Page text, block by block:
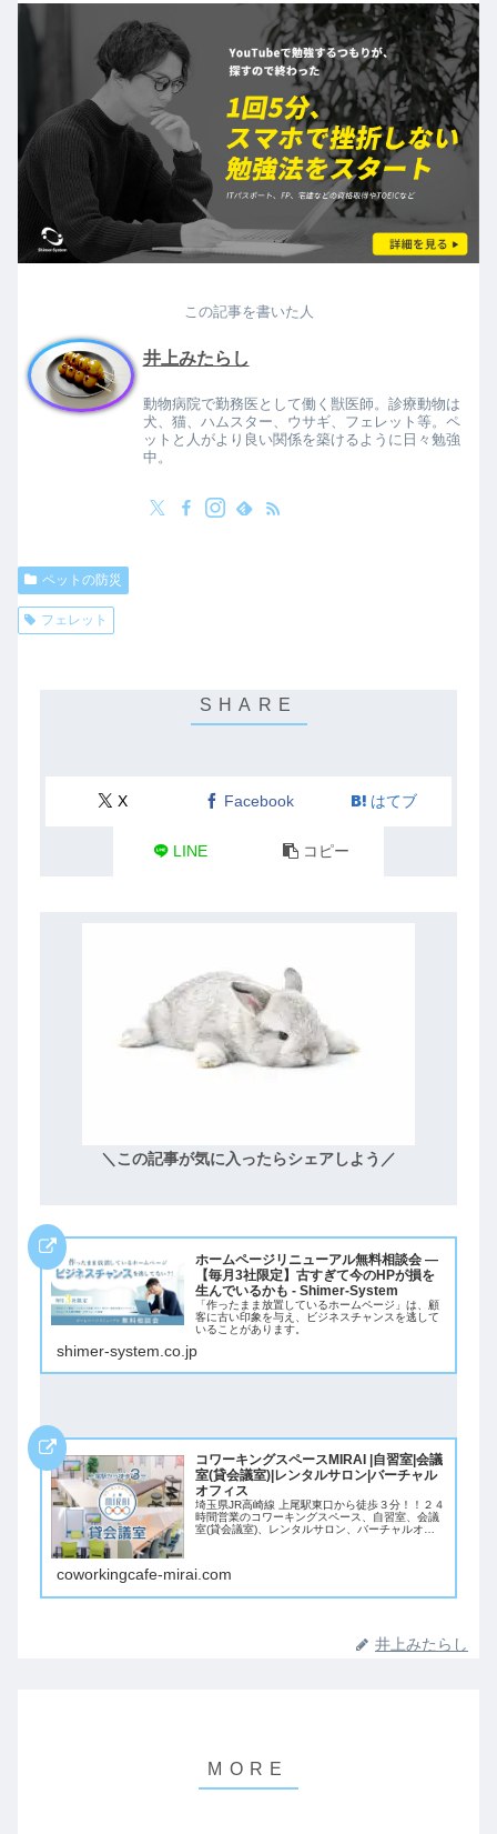
この記事を書いた人
井上みたらし
動物病院で勤務医として働く獣医師。診療動物は
犬、猫、ハムスター、ウサギ、フェレット等。ペ
ットと人がより良い関係を築けるように日々勉強
中。
ペットの防災
フェレット
X Facebook はてブ
LINE コピー
＼この記事が気に入ったらシェアしよう／
ホームページリニューアル無料相談会 ―
【毎月3社限定】古すぎて今のHPが損を
生んでいるかも - Shimer-System
「作ったまま放置しているホームページ」は、顧
客に古い印象を与え、ビジネスチャンスを逃して
いることがあります。
shimer-system.co.jp
コワーキングスペースMIRAI |自習室|会議
室(貸会議室)|レンタルサロン|バーチャル
オフィス
埼玉県JR高崎線 上尾駅東口から徒歩３分！！２４
時間営業のコワーキングスペース、自習室、会議
室(貸会議室)、レンタルサロン、バーチャルオフ
coworkingcafe-mirai.com
井上みたらし